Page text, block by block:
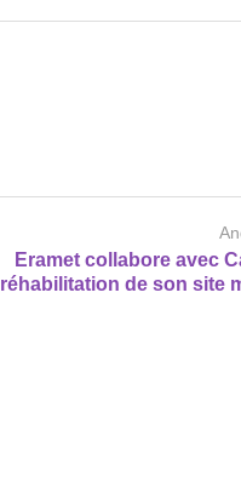
Eramet collabore avec
réhabilitation de son site